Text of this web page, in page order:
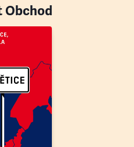
Obchod